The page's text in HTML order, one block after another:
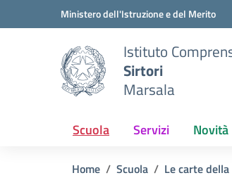
Vai ai contenuti
Vai al menu di navigazioneMinistero dell'Istruzione e del Merito
Istituto
Sirtori
Marsala
Scuola Servizi Novità
Home Scuola Le carte